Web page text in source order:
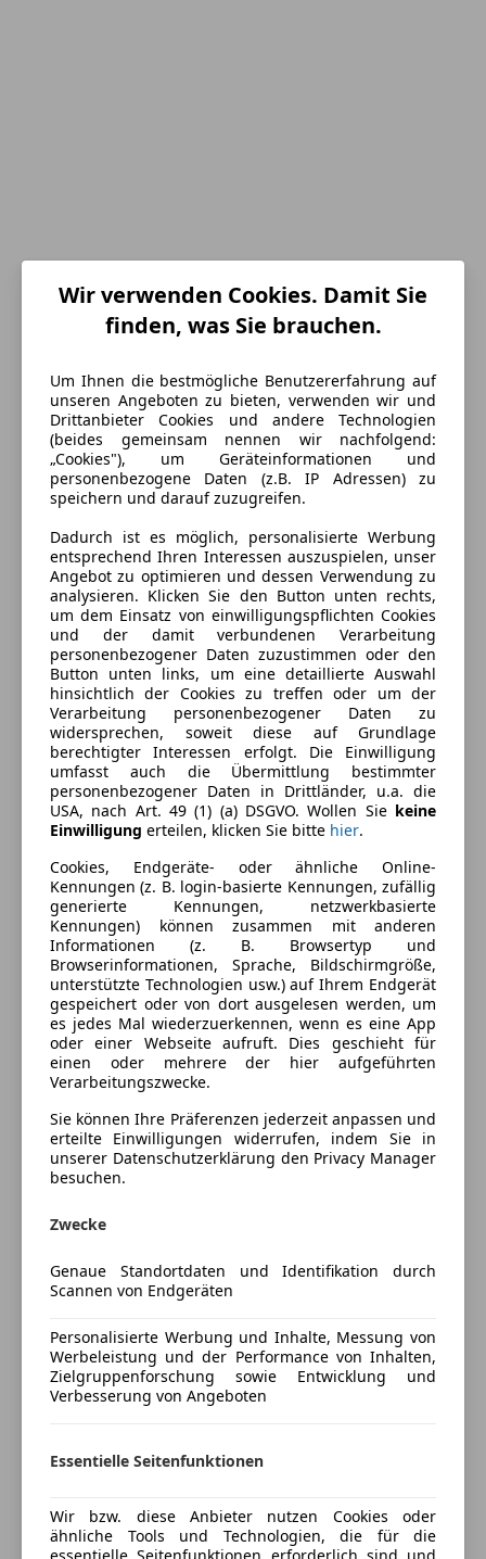
Energieverbrauch
Schadstoffklasse
Euro 6d-TEMP
Kraftstoff
Benzin
Kraftstoffverbrauch
10,00
CO₂-Emissionen
229 g/km (komb.)
Ausstattung
Komfort
360° Kamera
4-Zonen-Klimaautomatik
Beheizbares Lenkrad
Berganfahrassistent
Einparkhilfe
Einparkhilfe selbstlenkendes System
Getönte Scheiben
Head-up display
Klimaanlage
Lederausstattung
Lederlenkrad
Lichtsensor
Multifunktionslenkrad
Navigationssystem
Panoramadach
Regensensor
Schlüssellose Zentralverriegelung
Sitzbelüftung
Sitzheizung hinten
Start/Stop-Automatik
Android Auto
Bordcomputer
CD
Freisprecheinrichtung
USB
Sicherheit
Mehr anzeigen
Farbe und Innenausstattung
Außenfarbe
Schwarz
Farbe laut Hersteller
BLACK SAPPHIRE
METALLIC
Lackierung
Metallic
Farbe der
Innenausstattung
Braun
Innenausstattung Vollleder
Fahrzeugbeschreibung
Fahrzeughandel tätig und haben uns auf
exklusive Sportwagen, Premiumfahrzeuge und
ausgewählte Klassiker spezialisiert.
erstklassigem Zustand anzubieten – mit
einemhohen Maß an Service
größten Wert aufVertrauen,Seriositätund
langfristige Kundenzufriedenheit.
Profitieren Sie von unserer Leidenschaft für
außergewöhnliche Fahrzeuge und unserem Know-
Softwareoptimierung.
Mehr anzeigen
Wir verwenden Cookies. Damit Sie
finden, was Sie brauchen.
Um Ihnen die bestmögliche Benutzererfahrung auf
unseren Angeboten zu bieten, verwenden wir und
Drittanbieter Cookies und andere Technologien
(beides gemeinsam nennen wir nachfolgend:
„Cookies"), um Geräteinformationen und
personenbezogene Daten (z.B. IP Adressen) zu
speichern und darauf zuzugreifen.
Dadurch ist es möglich, personalisierte Werbung
entsprechend Ihren Interessen auszuspielen, unser
Angebot zu optimieren und dessen Verwendung zu
analysieren. Klicken Sie den Button unten rechts,
um dem Einsatz von einwilligungspflichten Cookies
und der damit verbundenen Verarbeitung
personenbezogener Daten zuzustimmen oder den
Button unten links, um eine detaillierte Auswahl
hinsichtlich der Cookies zu treffen oder um der
Verarbeitung personenbezogener Daten zu
widersprechen, soweit diese auf Grundlage
berechtigter Interessen erfolgt. Die Einwilligung
umfasst auch die Übermittlung bestimmter
personenbezogener Daten in Drittländer, u.a. die
USA, nach Art. 49 (1) (a) DSGVO. Wollen Sie keine
Einwilligung erteilen, klicken Sie bitte hier.
Cookies, Endgeräte- oder ähnliche Online-
Kennungen (z. B. login-basierte Kennungen, zufällig
generierte Kennungen, netzwerkbasierte
Kennungen) können zusammen mit anderen
Informationen (z. B. Browsertyp und
Browserinformationen, Sprache, Bildschirmgröße,
unterstützte Technologien usw.) auf Ihrem Endgerät
gespeichert oder von dort ausgelesen werden, um
es jedes Mal wiederzuerkennen, wenn es eine App
oder einer Webseite aufruft. Dies geschieht für
einen oder mehrere der hier aufgeführten
Verarbeitungszwecke.
Sie können Ihre Präferenzen jederzeit anpassen und
erteilte Einwilligungen widerrufen, indem Sie in
unserer Datenschutzerklärung den Privacy Manager
besuchen.
Zwecke
Genaue Standortdaten und Identifikation durch
Scannen von Endgeräten
Personalisierte Werbung und Inhalte, Messung von
Werbeleistung und der Performance von Inhalten,
Zielgruppenforschung sowie Entwicklung und
Verbesserung von Angeboten
Essentielle Seitenfunktionen
Wir bzw. diese Anbieter nutzen Cookies oder
ähnliche Tools und Technologien, die für die